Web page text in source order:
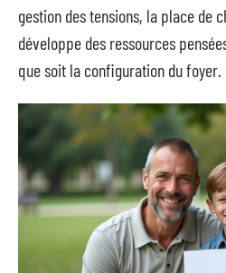
gestion des tensions, la place de
développe des ressources
que soit la configuration du foyer.